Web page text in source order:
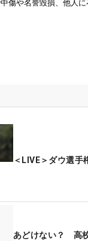
＜LIVE＞ダウ選
あどけない？ 高